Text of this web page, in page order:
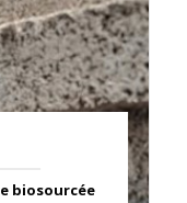
biosourcée